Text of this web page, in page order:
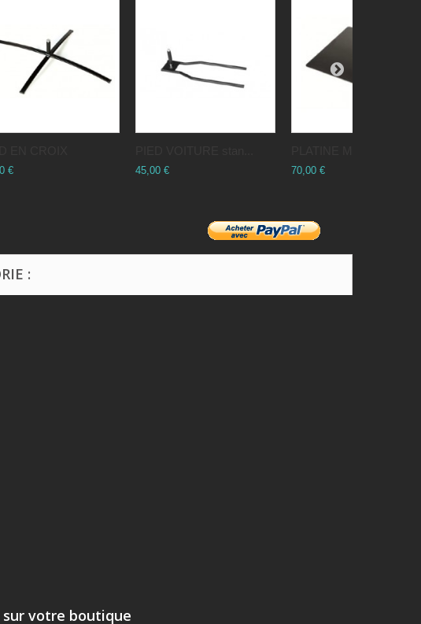
€ 45,00 € 70,00 €
:
votre boutique